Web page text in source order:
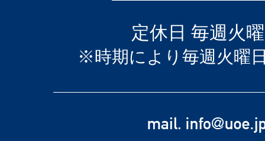
定休日 毎週火
※時期により毎週火曜